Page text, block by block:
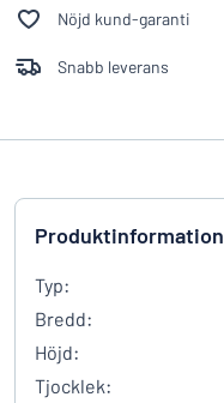
Nöjd kund-garanti
Snabb leverans
Produktinformation
Typ:
Bredd:
Höjd:
Tjocklek: